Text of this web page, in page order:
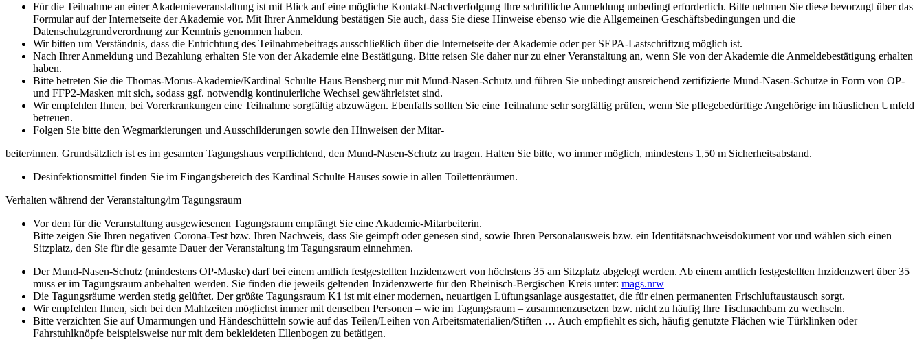
Für die Teilnahme an einer Akademieveranstaltung ist mit Blick auf eine mögliche Kontakt-Nachverfolgung Ihre schriftliche Anmeldung unbedingt erforderlich. Bitte nehmen Sie diese bevorzugt über das
Formular auf der Internetseite der Akademie vor. Mit Ihrer Anmeldung bestätigen Sie auch, dass Sie diese Hinweise ebenso wie die Allgemeinen Geschäftsbedingungen und die
Datenschutzgrundverordnung zur Kenntnis genommen haben.
Wir bitten um Verständnis, dass die Entrichtung des Teilnahmebeitrags ausschließlich über die Internetseite der Akademie oder per SEPA-Lastschriftzug möglich ist.
Nach Ihrer Anmeldung und Bezahlung erhalten Sie von der Akademie eine Bestätigung. Bitte reisen Sie daher nur zu einer Veranstaltung an, wenn Sie von der Akademie die Anmeldebestätigung erhalten
haben.
Bitte betreten Sie die Thomas-Morus-Akademie/Kardinal Schulte Haus Bensberg nur mit Mund-Nasen-Schutz und führen Sie unbedingt ausreichend zertifizierte Mund-Nasen-Schutze in Form von OP-
und FFP2-Masken mit sich, sodass ggf. notwendig kontinuierliche Wechsel gewährleistet sind.
Wir empfehlen Ihnen, bei Vorerkrankungen eine Teilnahme sorgfältig abzuwägen. Ebenfalls sollten Sie eine Teilnahme sehr sorgfältig prüfen, wenn Sie pflegebedürftige Angehörige im häuslichen Umfeld
betreuen.
Folgen Sie bitte den Wegmarkierungen und Ausschilderungen sowie den Hinweisen der Mitar-
beiter/innen. Grundsätzlich ist es im gesamten Tagungshaus verpflichtend, den Mund-Nasen-Schutz zu tragen. Halten Sie bitte, wo immer möglich, mindestens 1,50 m Sicherheitsabstand.
Desinfektionsmittel finden Sie im Eingangsbereich des Kardinal Schulte Hauses sowie in allen Toilettenräumen.
Verhalten während der Veranstaltung/im Tagungsraum
Vor dem für die Veranstaltung ausgewiesenen Tagungsraum empfängt Sie eine Akademie-Mitarbeiterin.
Bitte zeigen Sie Ihren negativen Corona-Test bzw. Ihren Nachweis, dass Sie geimpft oder genesen sind, sowie Ihren Personalausweis bzw. ein Identitätsnachweisdokument vor und wählen sich einen
Sitzplatz, den Sie für die gesamte Dauer der Veranstaltung im Tagungsraum einnehmen.
Der Mund-Nasen-Schutz (mindestens OP-Maske) darf bei einem amtlich festgestellten Inzidenzwert von höchstens 35 am Sitzplatz abgelegt werden. Ab einem amtlich festgestellten Inzidenzwert über 35
muss er im Tagungsraum anbehalten werden. Sie finden die jeweils geltenden Inzidenzwerte für den Rheinisch-Bergischen Kreis unter: mags.nrw
Die Tagungsräume werden stetig gelüftet. Der größte Tagungsraum K1 ist mit einer modernen, neuartigen Lüftungsanlage ausgestattet, die für einen permanenten Frischluftaustausch sorgt.
Wir empfehlen Ihnen, sich bei den Mahlzeiten möglichst immer mit denselben Personen – wie im Tagungsraum – zusammenzusetzen bzw. nicht zu häufig Ihre Tischnachbarn zu wechseln.
Bitte verzichten Sie auf Umarmungen und Händeschütteln sowie auf das Teilen/Leihen von Arbeitsmaterialien/Stiften … Auch empfiehlt es sich, häufig genutzte Flächen wie Türklinken oder
Fahrstuhlknöpfe beispielsweise nur mit dem bekleideten Ellenbogen zu betätigen.